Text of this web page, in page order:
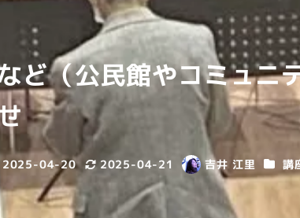
ど（公民館やコミュニ
稿日
2025-04-20
更新日
2025-04-21
著
者
吉井 江里 カテ講